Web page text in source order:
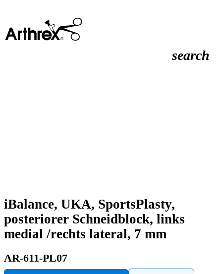
search
iBalance, UKA, SportsPlasty,
posteriorer Schneidblock, links
medial /rechts lateral, 7 mm
AR-611-PL07